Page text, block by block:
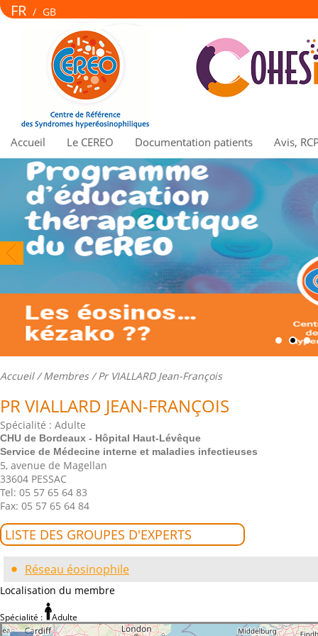
FR / GB
Accueil Le CEREO Documentation patients Avis,
Accueil/Membres/ Pr VIALLARD Jean-François
PR VIALLARD JEAN-FRANÇOIS
Spécialité : Adulte
CHU de Bordeaux - Hôpital Haut-Lévêque
Service de Médecine interne et maladies infectieuses
5, avenue de Magellan
33604 PESSAC
Tel: 05 57 65 64 83
Fax: 05 57 65 64 84
LISTE DES GROUPES D'EXPERTS
Réseau éosinophile
Localisation du membre
Spécialité : Adulte